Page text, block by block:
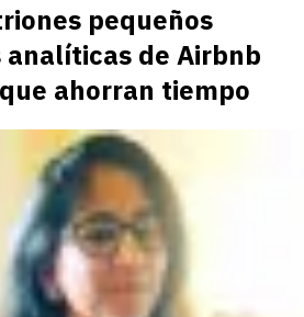
pequeños
de Airbnb
ahorran tiempo